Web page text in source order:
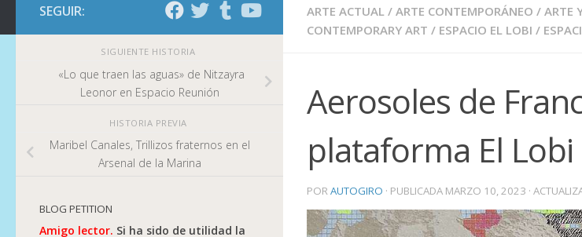
ARTE ACTUAL / ARTE CONTEMPORÁNEO / ARTE
CONTEMPORARY ART / ESPACIO EL LOBI /
Aerosoles de
plataforma El Lobi
PORAUTOGIRO · PUBLICADA MARZO 10, 2023 ·
SEGUIR:
SIGUIENTE HISTORIA
«Lo que traen las aguas» de Nitzayra
Leonor en Espacio Reunión
HISTORIA PREVIA
Maribel Canales, Trillizos fraternos en el
Arsenal de la Marina
BLOG PETITION
Amigo lector. Si ha sido de utilidad la